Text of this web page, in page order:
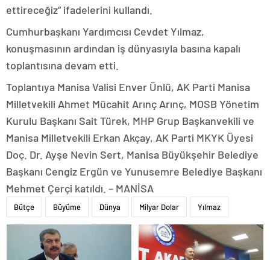
ettireceğiz” ifadelerini kullandı.
Cumhurbaşkanı Yardımcısı Cevdet Yılmaz,
konuşmasının ardından iş dünyasıyla basına kapalı
toplantısına devam etti.
Toplantıya Manisa Valisi Enver Ünlü, AK Parti Manisa
Milletvekili Ahmet Mücahit Arınç Arınç, MOSB Yönetim
Kurulu Başkanı Sait Türek, MHP Grup Başkanvekili ve
Manisa Milletvekili Erkan Akçay, AK Parti MKYK Üyesi
Doç. Dr. Ayşe Nevin Sert, Manisa Büyükşehir Belediye
Başkanı Cengiz Ergün ve Yunusemre Belediye Başkanı
Mehmet Çerçi katıldı. – MANİSA
Bütçe Büyüme Dünya Milyar Dolar Yılmaz